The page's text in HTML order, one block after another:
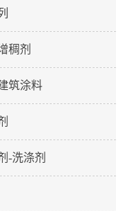
稠剂
筑涂料
-洗涤剂